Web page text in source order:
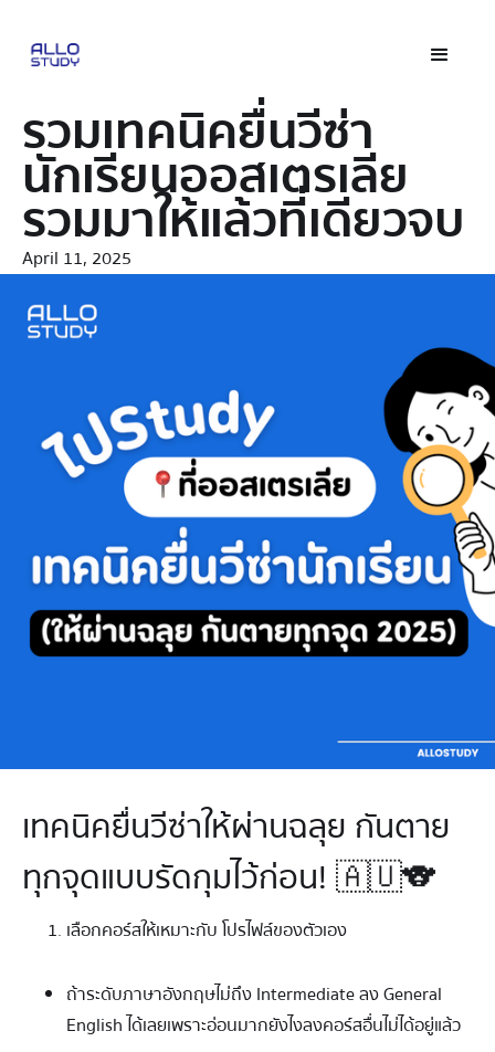
รวมเทคนิคยื่นวีซ่า
นักเรียนออสเตรเลีย
รวมมาให้แล้วที่เดียวจบ
April 11, 2025
เทคนิคยื่นวีซ่าให้ผ่านฉลุย กันตาย
ทุกจุดแบบรัดกุมไว้ก่อน! 🇦🇺🐨
เลือกคอร์สให้เหมาะกับ โปรไฟล์ของตัวเอง
ถ้าระดับภาษาอังกฤษไม่ถึง Intermediate ลง General
English ได้เลยเพราะอ่อนมากยังไงลงคอร์สอื่นไม่ได้อยู่แล้ว